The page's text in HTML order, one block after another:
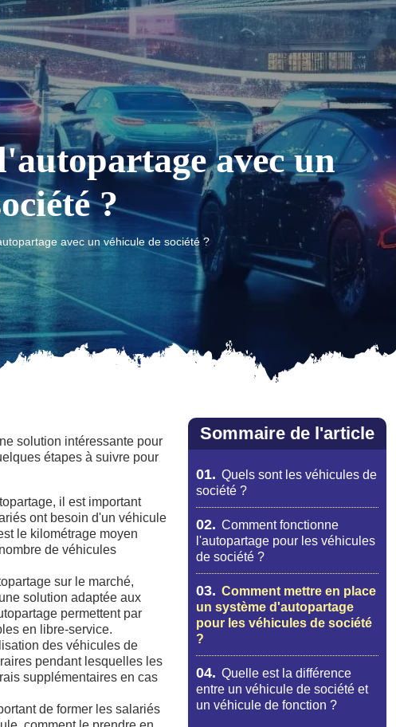
avec un
?
avec un véhicule de société ?
solution intéressante pour
étapes à suivre pour
il est important
ont besoin d'un véhicule
le kilométrage moyen
de véhicules
sur le marché,
solution adaptée aux
permettent par
en libre-service.
des véhicules de
pendant lesquelles les
supplémentaires en cas
de former les salariés
Sommaire de l'article
01. Quels sont les véhicules de
société ?
02. Comment fonctionne
l'autopartage pour les véhicules
de société ?
03. Comment mettre en place
un système d'autopartage
pour les véhicules de société
?
04. Quelle est la différence
entre un véhicule de société et
un véhicule de fonction ?